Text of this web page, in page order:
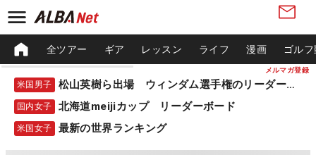
メルマガ登録
全ツアー ギア レッスン ライフ 漫画 ゴル
米国男子 松山英樹ら出場 ウィンダム選手権のリーダーボード
国内女子 北海道meijiカップ リーダーボード
米国女子 最新の世界ランキング